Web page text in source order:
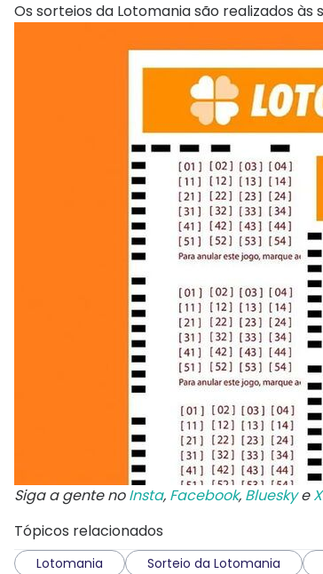
Os sorteios da Lotomania são realizados
Siga a gente noInsta, Facebook, BlueskyeX
Tópicos relacionados
Lotomania Sorteio da Lotomania